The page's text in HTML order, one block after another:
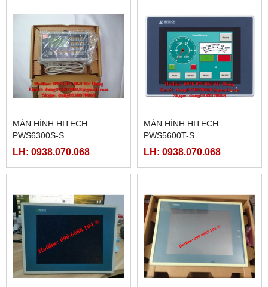
MÀN HÌNH HITECH
PWS6300S-S
LH: 0938.070.068
MÀN HÌNH HITECH
PWS5600T-S
LH: 0938.070.068